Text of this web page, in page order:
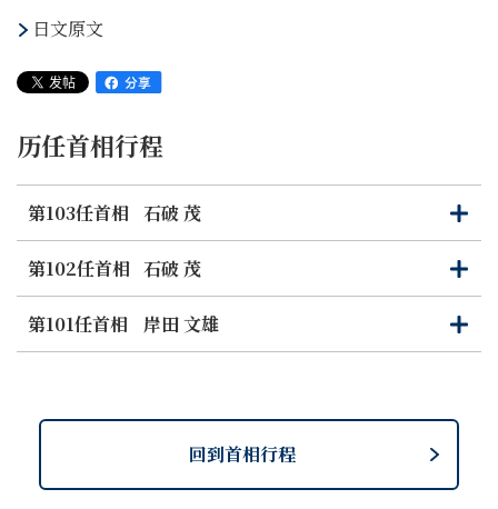
日文原文
历任首相行程
第103任首相 石破 茂
打
开
关
闭
第102任首相 石破 茂
打
开
关
闭
第101任首相
岸田 文雄
打
开
关
闭
回到首相行程